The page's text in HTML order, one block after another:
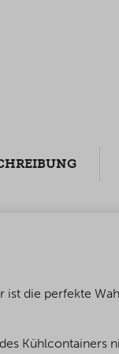
die perfekte